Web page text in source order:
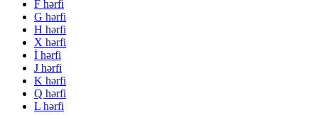
F hərfi
G hərfi
H hərfi
X hərfi
İ hərfi
J hərfi
K hərfi
Q hərfi
L hərfi